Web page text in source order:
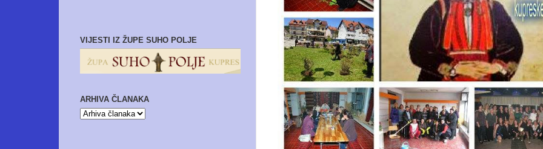
VIJESTI IZ ŽUPE SUHO POLJE
ARHIVA ČLANAKA